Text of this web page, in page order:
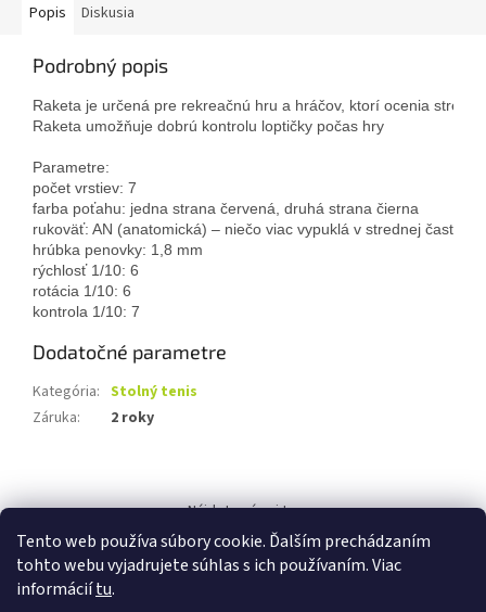
Tento web používa súbory cookie. Ďalším prechádzaním
tohto webu vyjadrujete súhlas s ich používaním. Viac
informáciítu.
Popis Diskusia
Podrobný popis
Raketa je určená pre rekreačnú hru a hráčov, ktorí ocenia
Raketa umožňuje dobrú kontrolu loptičky počas hry
Parametre:
počet vrstiev: 7
farba poťahu: jedna strana červená, druhá strana čierna
rukoväť: AN (anatomická) – niečo viac vypuklá v strednej časti
hrúbka penovky: 1,8 mm
rýchlosť 1/10: 6
rotácia 1/10: 6
kontrola 1/10: 7
Dodatočné parametre
Kategória: Stolný tenis
Záruka: 2 roky
á
Nájdete nás aj tu: